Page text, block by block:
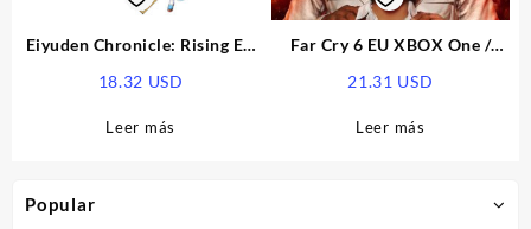
Popular
Eiyuden Chronicle: Rising EU
Windows 10/11 CD Key
18.32 USD
Leer más
Far Cry 6 EU XBOX One /
21.31 USD
Leer más